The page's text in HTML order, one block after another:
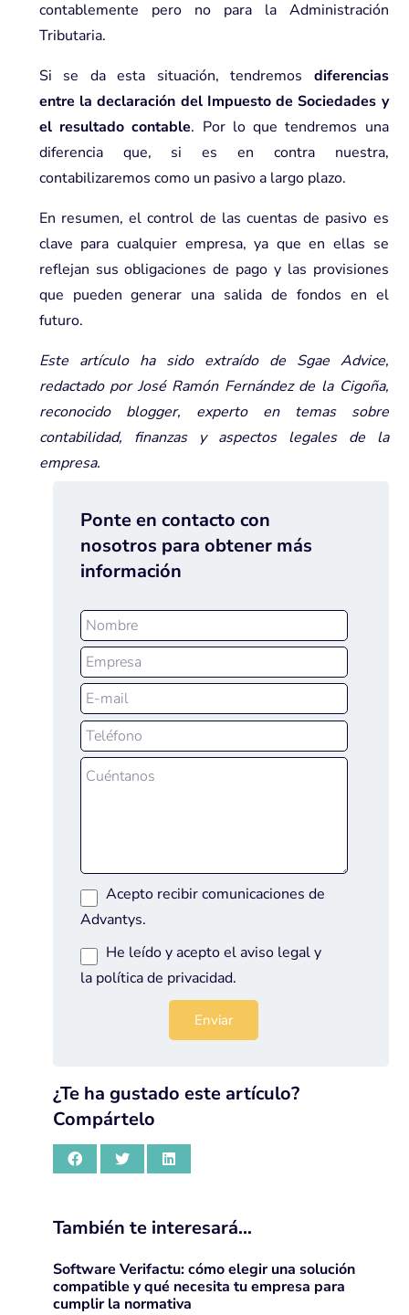
contablemente pero no para la Administración
Tributaria.
Si se da esta situación, tendremos diferencias
entre la declaración del Impuesto de Sociedades y
el resultado contable. Por lo que tendremos una
diferencia que, si es en contra nuestra,
contabilizaremos como un pasivo a largo plazo.
En resumen, el control de las cuentas de pasivo es
clave para cualquier empresa, ya que en ellas se
reflejan sus obligaciones de pago y las provisiones
que pueden generar una salida de fondos en el
futuro.
Este artículo ha sido extraído de Sgae Advice,
redactado por José Ramón Fernández de la Cigoña,
reconocido blogger, experto en temas sobre
contabilidad, finanzas y aspectos legales de la
empresa.
Ponte en contacto con
nosotros para obtener más
información
Acepto recibir comunicaciones de
Advantys.
He leído y acepto el aviso legaly
la política de privacidad.
¿Te ha gustado este artículo?
Compártelo
También te interesará…
Software Verifactu: cómo elegir una solución
compatible y qué necesita tu empresa para
cumplir la normativa